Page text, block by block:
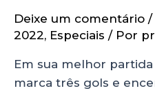
Deixe um comentário /
2022, Especiais / Por
Em sua melhor
marca três gols e